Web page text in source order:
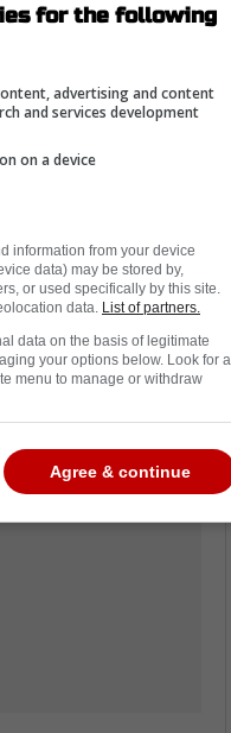
matchs dans
à Montréal.
for the following
advertising and content
and services development
on a device
information from your device
data) may be stored by,
or used specifically by this site.
data. List of partners.
data on the basis of legitimate
your options below. Look for a
menu to manage or withdraw
Agree & continue